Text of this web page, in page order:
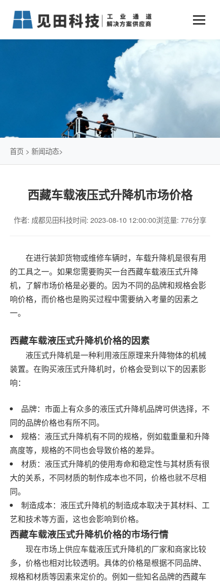
业务中心
仓储物流通道解决方案
智能立体库解决方案
简易升降机解决方案
新闻动态 +
传统仓储物流
石油化工行业
发展历程
首页 > 新闻动态>
西藏车载液压式升降机市场价格
作者: 成都见田科技时间: 2023-08-10 12:00:00浏览量: 776分享
在进行装卸货物或维修车辆时，车载升降机是很有用
的工具之一。如果您需要购买一台西藏车载液压式升降
机，了解市场价格是必要的。因为不同的品牌和规格会影
响价格，而价格也是购买过程中需要纳入考量的因素之
一。
西藏车载液压式升降机价格的因素
液压式升降机是一种利用液压原理来升降物体的机械
装置。在购买液压式升降机时，价格会受到以下的因素影
响：
品牌：市面上有众多的液压式升降机品牌可供选择，不
同的品牌价格也有所不同。
规格：液压式升降机有不同的规格，例如载重量和升降
高度等，规格的不同也会导致价格的差异。
材质：液压式升降机的使用寿命和稳定性与其材质有很
大的关系，不同材质的制作成本也不同，价格也就不尽相
同。
制造成本：液压式升降机的制造成本取决于其材料、工
艺和技术等方面，这也会影响到价格。
西藏车载液压式升降机价格的市场行情
现在市场上供应车载液压式升降机的厂家和商家比较
多，价格也相对比较透明。具体的价格是根据不同品牌、
规格和材质等因素来定价的。例如一些知名品牌的西藏车